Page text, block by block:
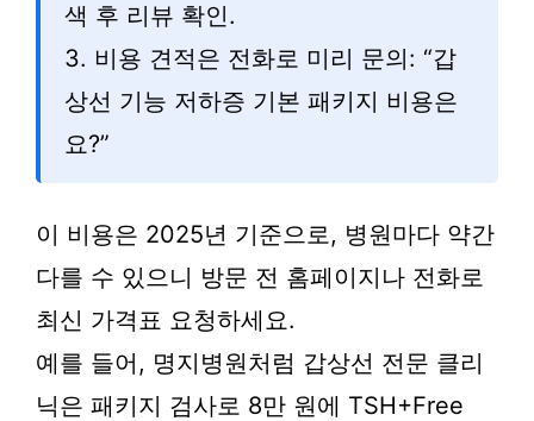
색 후 리뷰 확인.
3. 비용 견적은 전화로 미리 문의: “갑
상선 기능 저하증 기본 패키지 비용은
요?”
이 비용은 2025년 기준으로, 병원마다 약간
다를 수 있으니 방문 전 홈페이지나 전화로
최신 가격표 요청하세요.
예를 들어, 명지병원처럼 갑상선 전문 클리
닉은 패키지 검사로 8만 원에 TSH+Free